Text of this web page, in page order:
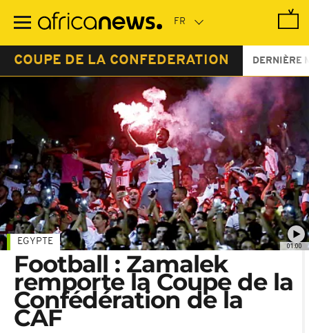
contenu
COUPE DE LA CONFEDERATION DERNIÈRE
01:00
EGYPTE
Football : Zamalek
remporte la Coupe de la
Confédération de la
CAF